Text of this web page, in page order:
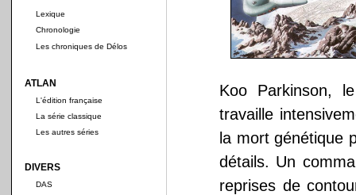
Lexique
Chronologie
Les chroniques de Délos
ATLAN
L'édition française
La série classique
Les autres séries
DIVERS
DAS
Koo Parkinson,
travaille
la mort génétique
détails. Un
reprises de